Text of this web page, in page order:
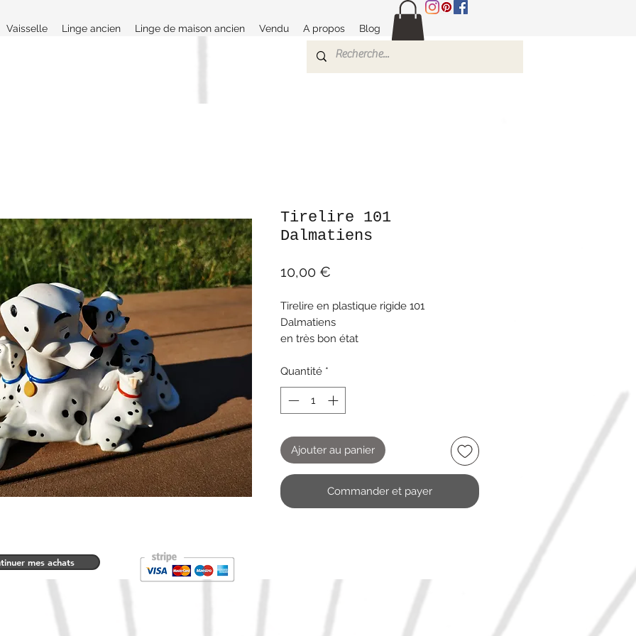
Vaisselle Linge ancien Linge de maison ancien Vendu A propos Blog
Tirelire 101
Dalmatiens
10,00 €
Tirelire en plastique rigide 101
Dalmatiens
en très bon état
Quantité *
Ajouter au panier
Commander et payer
mes achats